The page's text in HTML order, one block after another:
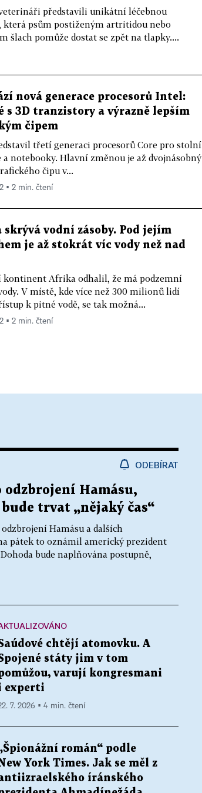
představili unikátní léčebnou
která psům postiženým artritidou nebo
šlach pomůže dostat se zpět na tlapky....
nová generace procesorů Intel:
s 3D tranzistory a výrazně lepším
čipem
třetí generaci procesorů Core pro stolní
a notebooky. Hlavní změnou je až dvojnásobný
čipu v...
▪ 2 min. čtení
vodní zásoby. Pod jejím
je až stokrát víc vody než nad
kontinent Afrika odhalil, že má podzemní
V místě, kde více než 300 milionů lidí
k pitné vodě, se tak možná...
▪ 2 min. čtení
ODEBÍRAT
odzbrojení Hamásu,
trvat „nějaký čas“
Hamásu a dalších
pátek to oznámil americký prezident
bude naplňována postupně,
chtějí atomovku. A
státy jim v tom
varují kongresmani
experti
7. 2026 ▪ 4 min. čtení
román“ podle
York Times. Jak se měl z
íránského